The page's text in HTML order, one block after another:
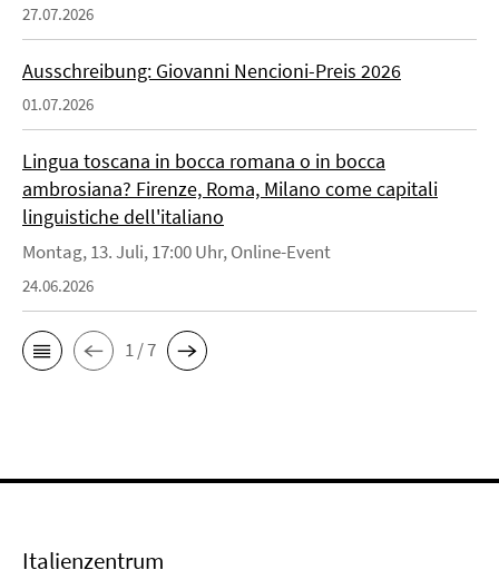
27.07.2026
Ausschreibung: Giovanni Nencioni-Preis 2026
01.07.2026
Lingua toscana in bocca romana o in bocca
ambrosiana? Firenze, Roma, Milano come capitali
linguistiche dell'italiano
Montag, 13. Juli, 17:00 Uhr, Online-Event
24.06.2026
1 / 7
Italienzentrum